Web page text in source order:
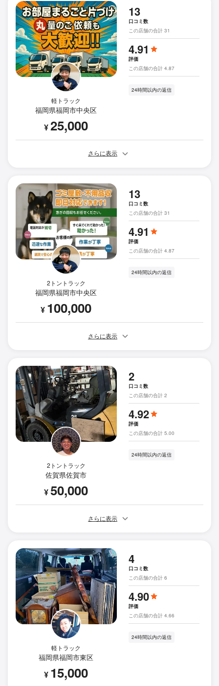
軽トラック
福岡県福岡市中央区
¥25,000
13
口コミ数
この店舗の合計 31
4.91
評価
この店舗の合計 4.87
24時間以内の返信
さらに表示
2トントラック
福岡県福岡市中央区
¥ 100,000
13
口コミ数
この店舗の合計 31
4.91
評価
この店舗の合計 4.87
24時間以内の返信
さらに表示
2トントラック
佐賀県佐賀市
¥50,000
2
口コミ数
この店舗の合計 2
4.92
評価
この店舗の合計 5.00
24時間以内の返信
さらに表示
軽トラック
福岡県福岡市東区
¥ 15,000
4
口コミ数
この店舗の合計 6
4.90
評価
この店舗の合計 4.66
24時間以内の返信